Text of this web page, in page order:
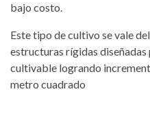
bajo costo.
Este tipo de cultivo se vale
estructuras rígidas
cultivable logrando
metro cuadrado